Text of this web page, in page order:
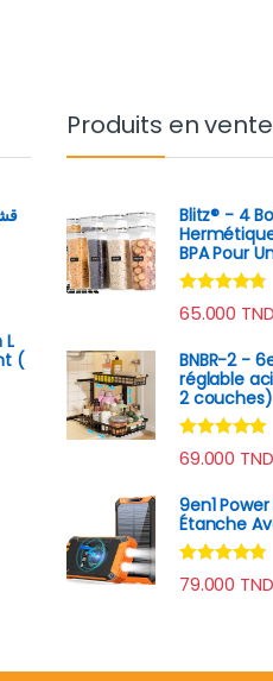
L
(
Produits en vente
Blitz® - 4
BPA Pour
Note4.64
sur 5
65.000 TND
BNBR-2 -
réglable
2 couches)
Note4.79
sur 5
69.000 TND
9en1
Étanche
Note4.70
sur 5
79.000 TND